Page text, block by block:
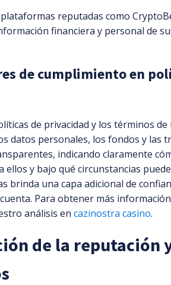
reputadas como
financiera y personal de
de cumplimiento en
de privacidad y los términos
datos personales, los fondos y las
indicando claramente
ellos y bajo qué circunstancias
brinda una capa adicional de
Para obtener más
análisis en cazinostra casino.
de la reputación